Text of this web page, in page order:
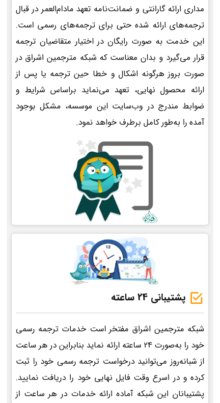
مداری ارائه گارانتی و ضمانت‌نامه تعهد مادام‌العمر در قبال
ترجمه‌های ارائه شده حتی برای ترجمه‌های رسمی است.
این خدمت به صورت رایگان در اختیار متقاضیان ترجمه
قرار می‌گیرد و بدان معناست که شبکه مترجمین اشراق در
صورت بروز هرگونه اشکال و خطا حین ترجمه یا پس از
ارائه محصول نهایی، تعهد می‌نماید براساس شرایط و
ضوابط مندرج در وب‌سایت این موسسه، مشکل بوجود
آمده را به‌طور کامل برطرف خواهد نمود.
پشتیبانی 24 ساعته
شبکه مترجمین اشراق مفتخر است خدمات ترجمه رسمی
خود را به‌صورت 24 ساعته ارائه نماید بنابراین در هر ساعت
از شبانه‌روز می‌توانید درخواست ترجمه رسمی خود را ثبت
کرده و در اسرع وقت فایل نهایی خود را دریافت نمایید.
پشتیبانان این شبکه آماده ارائه خدمات در هر ساعت از